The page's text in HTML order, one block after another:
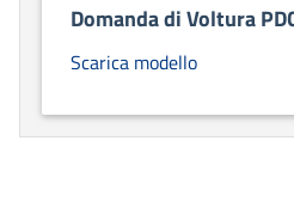
Domanda di Voltura
Scarica modello